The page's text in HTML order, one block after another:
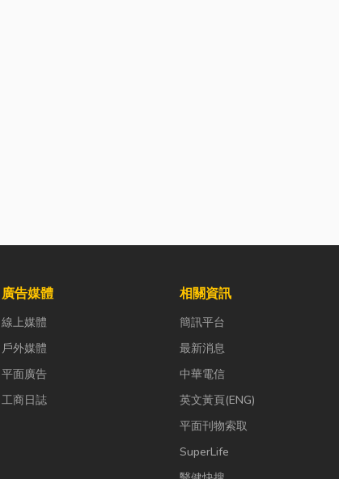
廣告媒體
線上媒體
戶外媒體
平面廣告
工商日誌
相關資訊
簡訊平台
最新消息
中華電信
英文黃頁(ENG)
平面刊物索取
SuperLife